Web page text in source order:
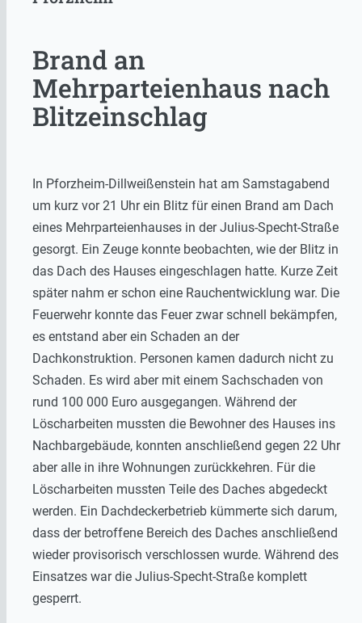
Brand an
Mehrparteienhaus nach
Blitzeinschlag
In Pforzheim-Dillweißenstein hat am Samstagabend
um kurz vor 21 Uhr ein Blitz für einen Brand am Dach
eines Mehrparteienhauses in der Julius-Specht-Straße
gesorgt. Ein Zeuge konnte beobachten, wie der Blitz in
das Dach des Hauses eingeschlagen hatte. Kurze Zeit
später nahm er schon eine Rauchentwicklung war. Die
Feuerwehr konnte das Feuer zwar schnell bekämpfen,
es entstand aber ein Schaden an der
Dachkonstruktion. Personen kamen dadurch nicht zu
Schaden. Es wird aber mit einem Sachschaden von
rund 100 000 Euro ausgegangen. Während der
Löscharbeiten mussten die Bewohner des Hauses ins
Nachbargebäude, konnten anschließend gegen 22 Uhr
aber alle in ihre Wohnungen zurückkehren. Für die
Löscharbeiten mussten Teile des Daches abgedeckt
werden. Ein Dachdeckerbetrieb kümmerte sich darum,
dass der betroffene Bereich des Daches anschließend
wieder provisorisch verschlossen wurde. Während des
Einsatzes war die Julius-Specht-Straße komplett
gesperrt.